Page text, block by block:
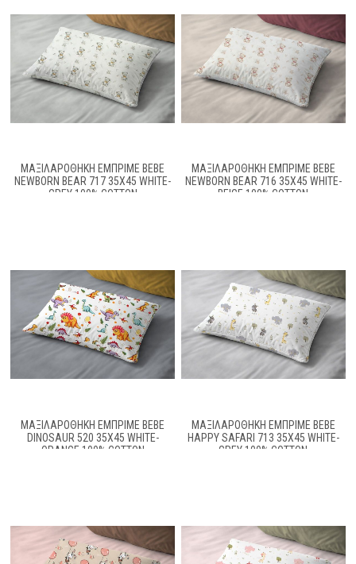
ΜΑΞΙΛΑΡΟΘΉΚΗ ΕΜΠΡΙΜΈ BEBE
NEWBORN BEAR 717 35X45 WHITE-
GREY 100% COTTON
ΜΑΞΙΛΑΡΟΘΉΚΗ ΕΜΠΡΙΜΈ BEBE
NEWBORN BEAR 716 35X45 WHITE-
BEIGE 100% COTTON
ΜΑΞΙΛΑΡΟΘΉΚΗ ΕΜΠΡΙΜΈ BEBE
DINOSAUR 520 35X45 WHITE-
ORANGE 100% COTTON
ΜΑΞΙΛΑΡΟΘΉΚΗ ΕΜΠΡΙΜΈ BEBE
HAPPY SAFARI 713 35X45 WHITE-
GREY 100% COTTON